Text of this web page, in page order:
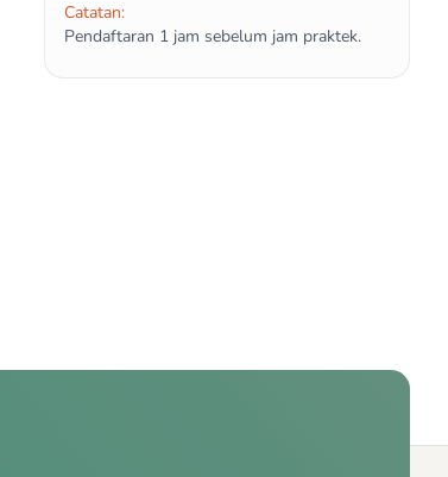
Catatan:
Pendaftaran 1 jam sebelum jam praktek.